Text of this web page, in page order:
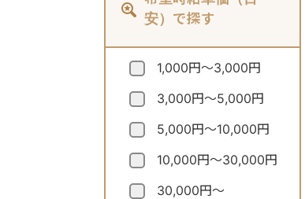
安）で探す
1,000円～3,000円
3,000円～5,000円
5,000円～10,000円
10,000円～30,000円
30,000円～